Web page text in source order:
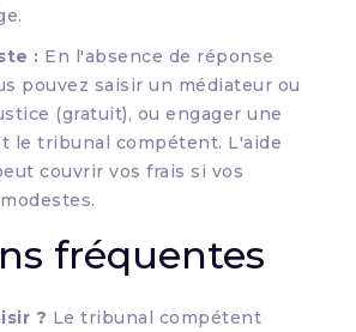
: En l'absence de réponse
pouvez saisir un médiateur ou
(gratuit), ou engager une
le tribunal compétent. L'aide
couvrir vos frais si vos
fréquentes
? Le tribunal compétent